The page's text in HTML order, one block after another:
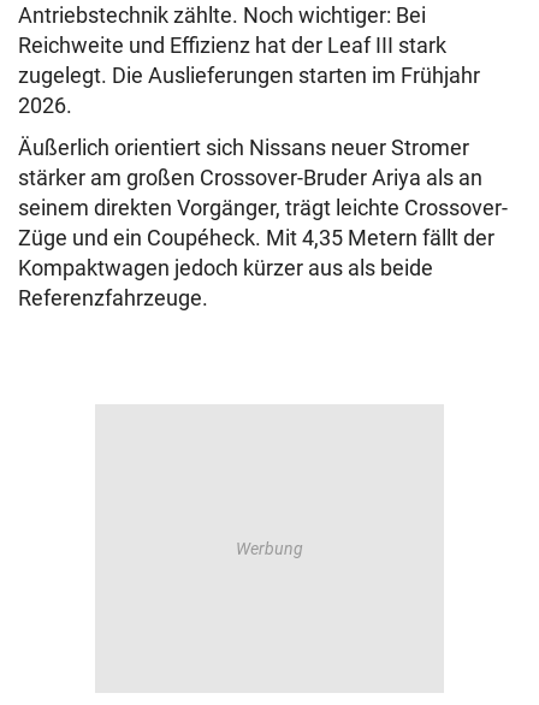
Antriebstechnik zählte. Noch wichtiger: Bei
Reichweite und Effizienz hat der Leaf III stark
zugelegt. Die Auslieferungen starten im Frühjahr
2026.
Äußerlich orientiert sich Nissans neuer Stromer
stärker am großen Crossover-Bruder Ariya als an
seinem direkten Vorgänger, trägt leichte Crossover-
Züge und ein Coupéheck. Mit 4,35 Metern fällt der
Kompaktwagen jedoch kürzer aus als beide
Referenzfahrzeuge.